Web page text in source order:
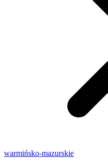
warmińsko-mazurskie